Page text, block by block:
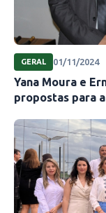
GERAL 01/11/2024
Yana Moura e
propostas para